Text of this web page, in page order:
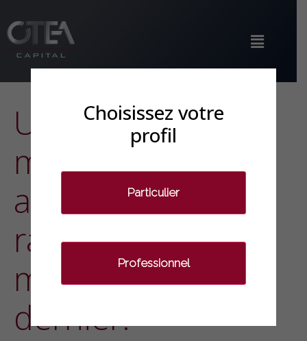
US : Les
multinationales
américaines ont
rapatrié 665
milliards l’an
dernier.
Choisissez votre
profil
Particulier
Professionnel